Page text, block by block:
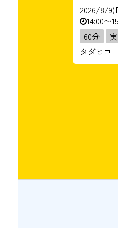
2026/8/9(
14:00〜
60分
タダヒコ